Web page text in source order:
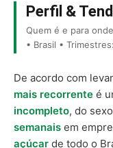
Perfil &
Quem é e para
• Brasil •
De acordo com
mais recorrente é
incompleto, do sexo
semanais em
açúcar de todo o